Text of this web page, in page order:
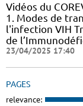
Vidéos du
1. Modes de
l'infection VIH
de
23/04/2025 17:40
PAGES
relevance: